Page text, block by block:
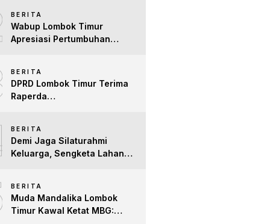
untuk Lombok Timur
BERITA
Wabup Lombok Timur
Apresiasi Pertumbuhan
Difabel
BERITA
DPRD Lombok Timur Terima
Raperda
Lanjuti Masukan untuk
Perkuat Tata Kelo
BERITA
Demi Jaga Silaturahmi
Keluarga, Sengketa Lahan
BERITA
Muda Mandalika Lombok
Timur Kawal Ketat MBG: